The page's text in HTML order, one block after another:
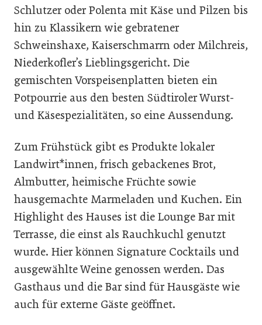
Schlutzer oder Polenta mit Käse und Pilzen bis
hin zu Klassikern wie gebratener
Schweinshaxe, Kaiserschmarrn oder Milchreis,
Niederkofler’s Lieblingsgericht. Die
gemischten Vorspeisenplatten bieten ein
Potpourrie aus den besten Südtiroler Wurst-
und Käsespezialitäten, so eine Aussendung.
Zum Frühstück gibt es Produkte lokaler
Landwirt*innen, frisch gebackenes Brot,
Almbutter, heimische Früchte sowie
hausgemachte Marmeladen und Kuchen. Ein
Highlight des Hauses ist die Lounge Bar mit
Terrasse, die einst als Rauchkuchl genutzt
wurde. Hier können Signature Cocktails und
ausgewählte Weine genossen werden. Das
Gasthaus und die Bar sind für Hausgäste wie
auch für externe Gäste geöffnet.